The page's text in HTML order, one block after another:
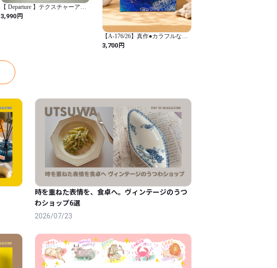
【 Departure 】テクスチャーアー
ト 海 現代アート モダン 原
画 抽象画 アクリル画 ミクス
3,990円
【A-176/26】真作●カラフルなウ
ミガメの原画 キャンバスパネ
ル アート 現代アート 手描
3,700円
時を重ねた表情を、食卓へ。ヴィンテージのうつ
わショップ6選
2026/07/23